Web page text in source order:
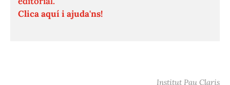
Clica aquí i ajuda'ns!
Institut Pau Claris